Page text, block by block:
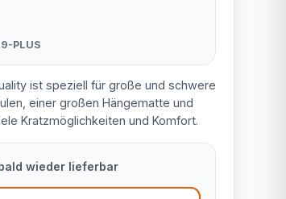
PLUS
ist speziell für große und schwere
einer großen Hängematte und
Kratzmöglichkeiten und Komfort.
wieder lieferbar